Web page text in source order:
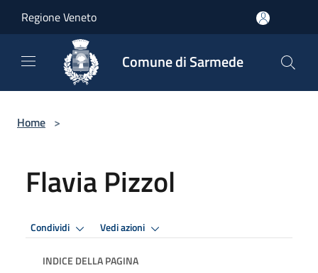
Regione Veneto
Comune di Sarmede
Home >
Flavia Pizzol
Condividi Vedi azioni
INDICE DELLA PAGINA